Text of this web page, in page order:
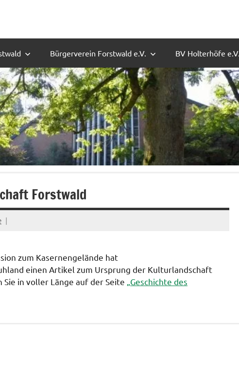
Bürgerverein Forstwald e.V. BV Holterhöfe e.V.
Forstwald
zum Kasernengelände hat
einen Artikel zum Ursprung der Kulturlandschaft
in voller Länge auf der Seite „Geschichte des